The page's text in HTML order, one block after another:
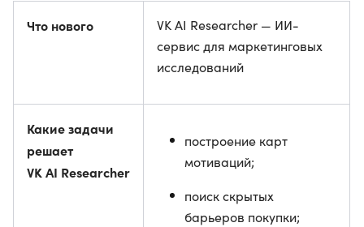
Что нового
VK AI Researcher — ИИ-
сервис для маркетинговых
исследований
Какие задачи
решает
VK AI Researcher
построение карт
мотиваций;
поиск скрытых
барьеров покупки;